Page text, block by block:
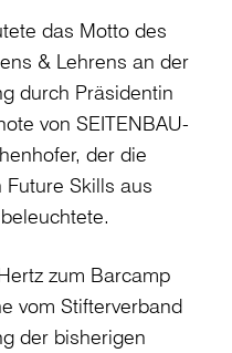
das Motto des
& Lehrens an der
durch Präsidentin
von SEITENBAU-
der die
Skills aus
zum Barcamp
vom Stifterverband
der bisherigen